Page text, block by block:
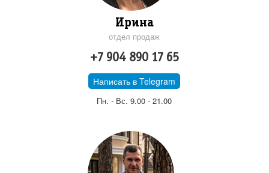
Ирина
отдел продаж
+7 904 890 17 65
Написать в Telegram
Пн. - Вс. 9.00 - 21.00